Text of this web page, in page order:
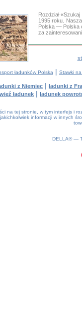
Rozdział
1995 roku.
Polska — Polska
za
ładunków Polska | Stawki
z Niemiec | ładunki z
ładunek | ładunek
na tej stronie, w tym interfejs i
informacji w innych
DELLA® —